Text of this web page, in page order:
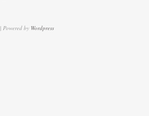
| Powered by Wordpress